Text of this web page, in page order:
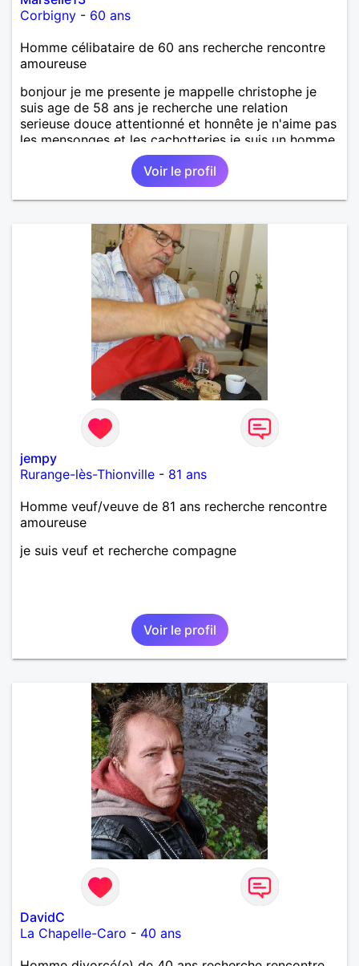
Corbigny - 60 ans
Homme célibataire de 60 ans recherche rencontre
amoureuse
bonjour je me presente je mappelle christophe je
suis age de 58 ans je recherche une relation
serieuse douce attentionné et honnête je n'aime pas
les mensonges et les cachotteries je suis un homme
sensible doux câlin et franc. PS je n'habite pas à
Marseille mes fans de l'équipe de l'OM je suis du
département de la Nièvre 58
Voir le profil
jempy
Rurange-lès-Thionville - 81 ans
Homme veuf/veuve de 81 ans recherche rencontre
amoureuse
je suis veuf et recherche compagne
Voir le profil
DavidC
La Chapelle-Caro - 40 ans